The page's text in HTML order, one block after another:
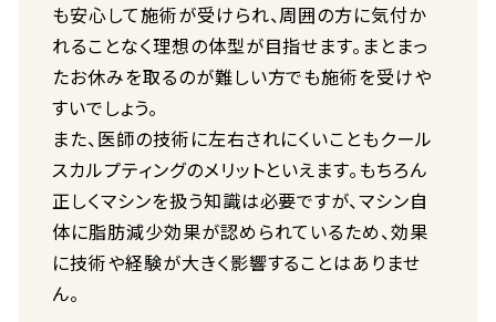
も安心して施術が受けられ、周囲の方に気付か
れることなく理想の体型が目指せます。まとまっ
たお休みを取るのが難しい方でも施術を受けや
すいでしょう。
また、医師の技術に左右されにくいこともクール
スカルプティングのメリットといえます。もちろん
正しくマシンを扱う知識は必要ですが、マシン自
体に脂肪減少効果が認められているため、効果
に技術や経験が大きく影響することはありませ
ん。